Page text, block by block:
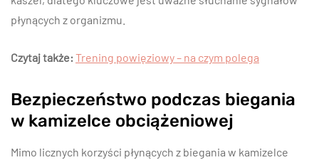
płynących z organizmu.
Czytaj także:Trening powięziowy – na czym polega
Bezpieczeństwo podczas biegania
w kamizelce obciążeniowej
Mimo licznych korzyści płynących z biegania w kamizelce